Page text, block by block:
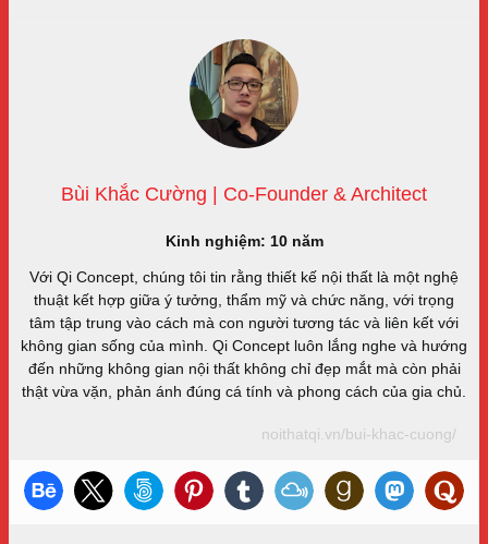
Bùi Khắc Cường | Co-Founder & Architect
Kinh nghiệm: 10 năm
Với Qi Concept, chúng tôi tin rằng thiết kế nội thất là một nghệ
thuật kết hợp giữa ý tưởng, thẩm mỹ và chức năng, với trọng
tâm tập trung vào cách mà con người tương tác và liên kết với
không gian sống của mình. Qi Concept luôn lắng nghe và hướng
đến những không gian nội thất không chỉ đẹp mắt mà còn phải
thật vừa vặn, phản ánh đúng cá tính và phong cách của gia chủ.
noithatqi.vn/bui-khac-cuong/